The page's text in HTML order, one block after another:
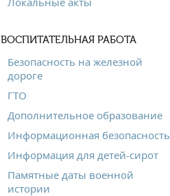
ВОСПИТАТЕЛЬНАЯ РАБОТА
Безопасность на железной
дороге
ГТО
Дополнительное образование
Информационная безопасность
Информация для детей-сирот
Памятные даты военной
истории